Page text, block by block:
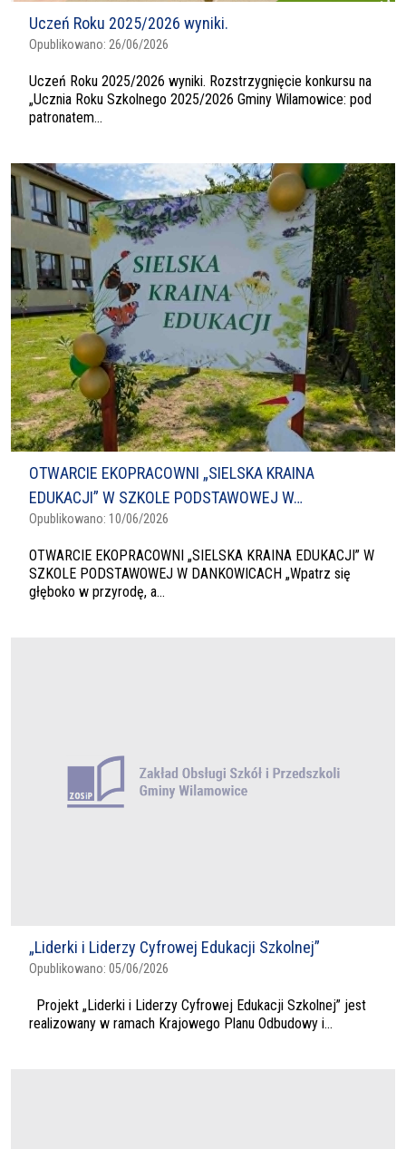
Uczeń Roku 2025/2026 wyniki.
Opublikowano: 26/06/2026
Uczeń Roku 2025/2026 wyniki. Rozstrzygnięcie konkursu na
„Ucznia Roku Szkolnego 2025/2026 Gminy Wilamowice: pod
patronatem...
OTWARCIE EKOPRACOWNI „SIELSKA KRAINA
EDUKACJI” W SZKOLE PODSTAWOWEJ W…
Opublikowano: 10/06/2026
OTWARCIE EKOPRACOWNI „SIELSKA KRAINA EDUKACJI” W
SZKOLE PODSTAWOWEJ W DANKOWICACH „Wpatrz się
głęboko w przyrodę, a...
„Liderki i Liderzy Cyfrowej Edukacji Szkolnej”
Opublikowano: 05/06/2026
Projekt „Liderki i Liderzy Cyfrowej Edukacji Szkolnej” jest
realizowany w ramach Krajowego Planu Odbudowy i...